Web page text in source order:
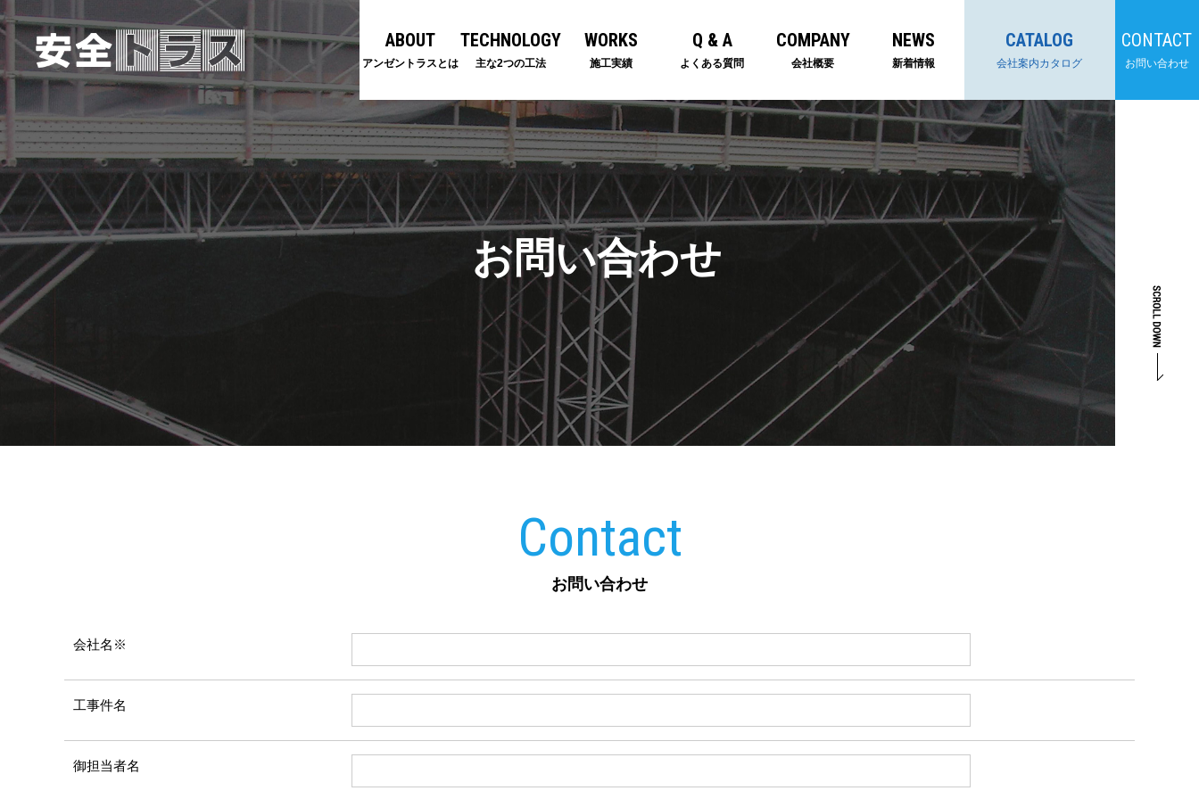
ABOUT
アンゼントラスとは
TECHNOLOGY
主な2つの工法
WORKS
施工実績
Q & A
よくある質問
COMPANY
会社概要
NEWS
新着情報
CATALOG
会社案内カタログ
CONTACT
お問い合わせ
お問い合わせ
Contact
お問い合わせ
会社名※
工事件名
御担当者名